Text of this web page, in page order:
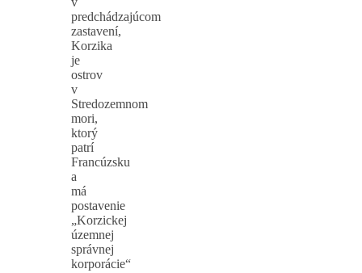
predchádzajúcom
zastavení,
Korzika
je
ostrov
v
Stredozemnom
mori,
ktorý
patrí
Francúzsku
a
má
postavenie
„Korzickej
územnej
správnej
korporácie“